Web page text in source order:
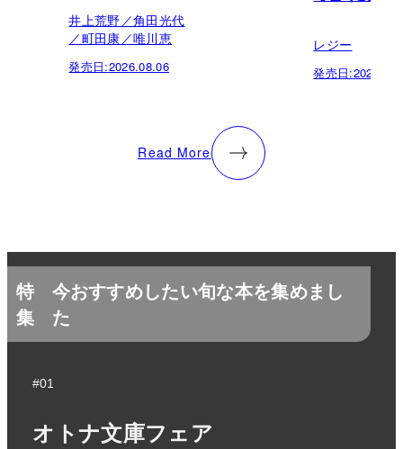
井上荒野／角田光代
／町田康／唯川恵
発売日:2026.08.06
レジー
発売日:
Read More
特
集
今おすすめしたい旬な本を集めまし
た
#01
オトナ文庫フェア